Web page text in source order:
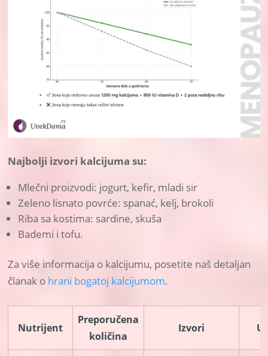
Najbolji izvori kalcijuma su:
Mlečni proizvodi: jogurt, kefir, mladi sir
Zeleno lisnato povrće: spanać, kelj, brokoli
Riba sa kostima: sardine, skuša
Bademi i tofu.
Za više informacija o kalcijumu, posetite naš detaljan
članak o hrani bogatoj kalcijumom.
Nutrijent
Preporučena
količina
Izvori